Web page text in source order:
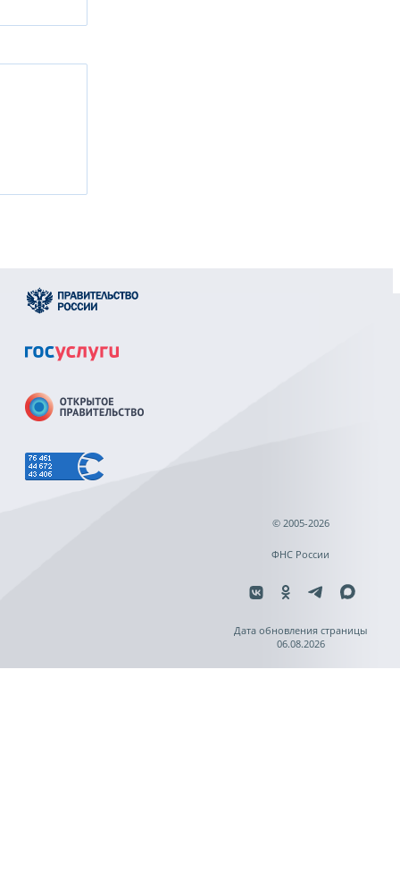
© 2005-2026
ФНС России
Дата обновления страницы
06.08.2026